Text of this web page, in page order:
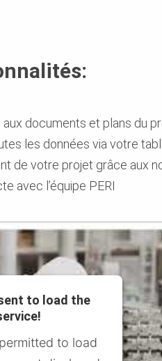
documents et plans du
les données via votre
de votre projet grâce aux
avec l’équipe PERI
to load the
to load